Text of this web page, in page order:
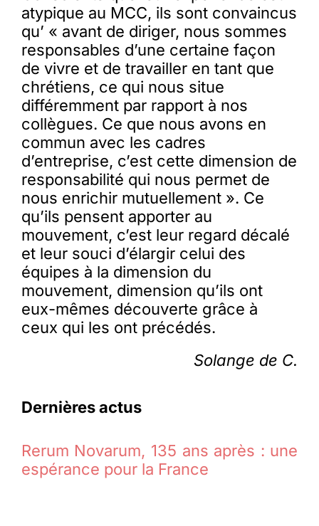
atypique au MCC, ils sont convaincus
qu’ « avant de diriger, nous sommes
responsables d’une certaine façon
de vivre et de travailler en tant que
chrétiens, ce qui nous situe
différemment par rapport à nos
collègues. Ce que nous avons en
commun avec les cadres
d’entreprise, c’est cette dimension de
responsabilité qui nous permet de
nous enrichir mutuellement ». Ce
qu’ils pensent apporter au
mouvement, c’est leur regard décalé
et leur souci d’élargir celui des
équipes à la dimension du
mouvement, dimension qu’ils ont
eux-mêmes découverte grâce à
ceux qui les ont précédés.
Solange de C.
Dernières actus
Rerum Novarum, 135 ans après : une
espérance pour la France